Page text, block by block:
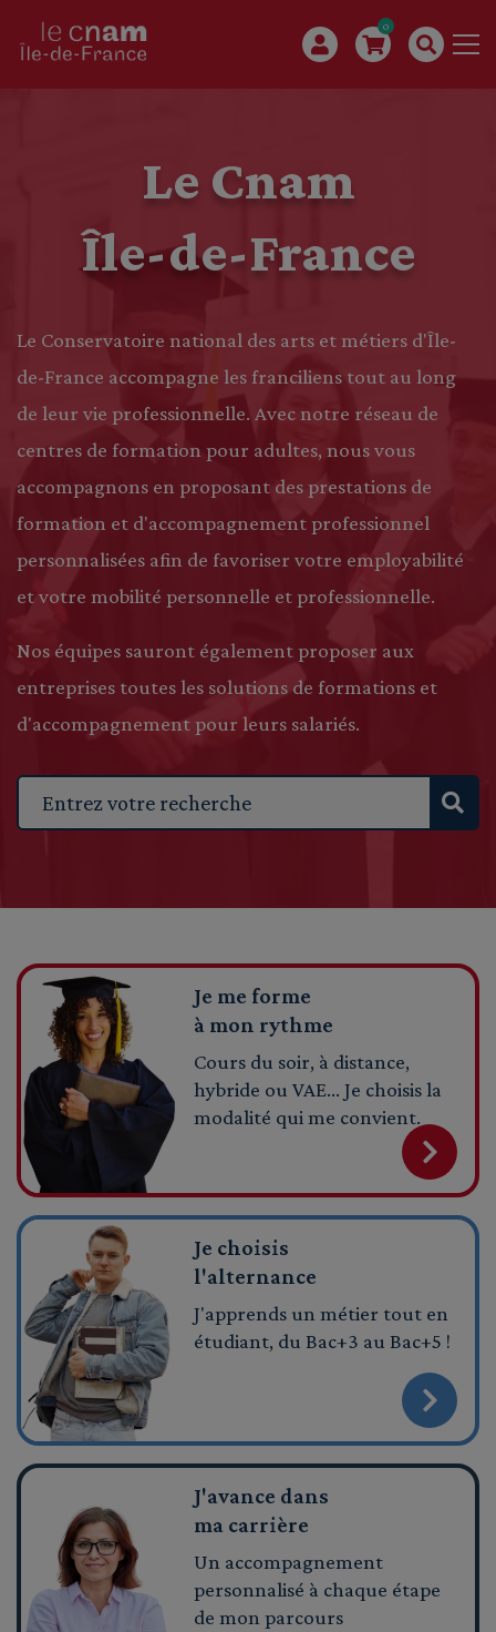
0
Le Cnam
Île-de-France
Le Conservatoire national des arts et métiers d'Île-
de-France accompagne les franciliens tout au long
de leur vie professionnelle. Avec notre réseau de
centres de formation pour adultes, nous vous
accompagnons en proposant des prestations de
formation et d'accompagnement professionnel
personnalisées afin de favoriser votre employabilité
et votre mobilité personnelle et professionnelle.
Nos équipes sauront également proposer aux
entreprises toutes les solutions de formations et
d'accompagnement pour leurs salariés.
Je me forme
à mon rythme
Cours du soir, à distance,
hybride ou VAE… Je choisis la
modalité qui me convient.
Je choisis
l'alternance
J'apprends un métier tout en
étudiant, du Bac+3 au Bac+5 !
J'avance dans
ma carrière
Un accompagnement
personnalisé à chaque étape
de mon parcours